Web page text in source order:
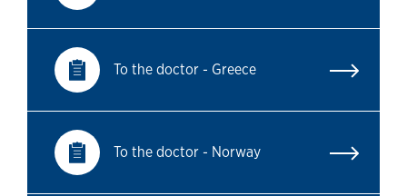
To the doctor - Greece
To the doctor - Norway